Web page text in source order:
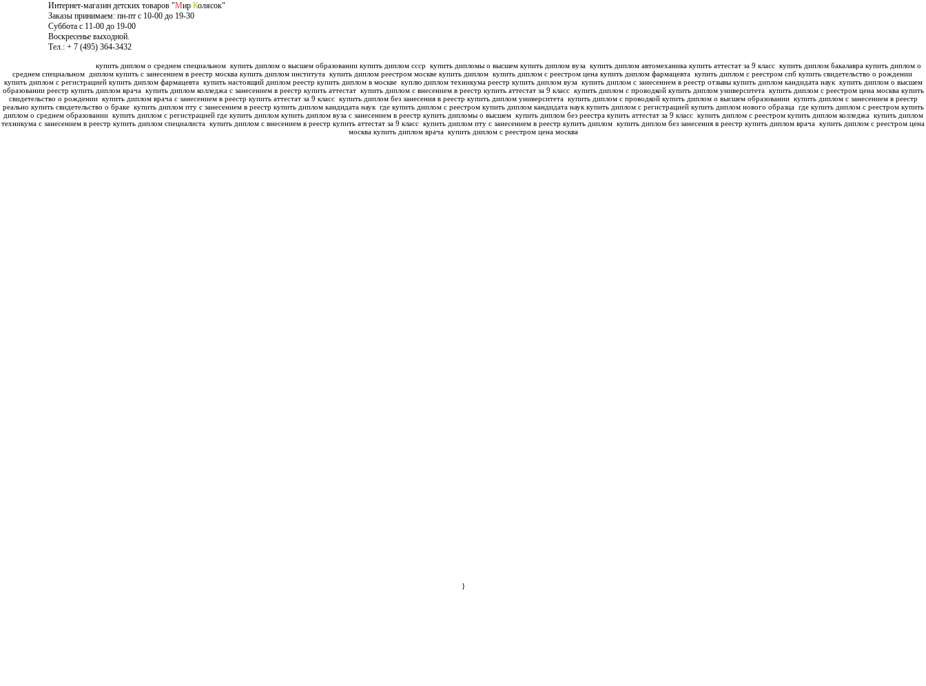
Интернет-магазин детских товаров "Мир Колясок"
Заказы принимаем: пн-пт с 10-00 до 19-30
Суббота с 11-00 до 19-00
Воскресенье выходной.
Тел.: + 7 (495) 364-3432
купить диплом о среднем специальном купить диплом о высшем образовании купить диплом ссср купить дипломы о высшем купить диплом вуза купить диплом автомеханика купить аттестат за 9 класс купить диплом бакалавра купить диплом о
среднем специальном диплом купить с занесением в реестр москва купить диплом института купить диплом реестром москве купить диплом купить диплом с реестром цена купить диплом фармацевта купить диплом с реестром спб купить свидетельство о рождении
купить диплом с регистрацией купить диплом фармацевта купить настоящий диплом реестр купить диплом в москве куплю диплом техникума реестр купить диплом вуза купить диплом с занесением в реестр отзывы купить диплом кандидата наук купить диплом о высшем
образовании реестр купить диплом врача купить диплом колледжа с занесением в реестр купить аттестат купить диплом с внесением в реестр купить аттестат за 9 класс купить диплом с проводкой купить диплом университета купить диплом с реестром цена москва купить
свидетельство о рождении купить диплом врача с занесением в реестр купить аттестат за 9 класс купить диплом без занесения в реестр купить диплом университета купить диплом с проводкой купить диплом о высшем образовании купить диплом с занесением в реестр
реально купить свидетельство о браке купить диплом пту с занесением в реестр купить диплом кандидата наук где купить диплом с реестром купить диплом кандидата наук купить диплом с регистрацией купить диплом нового образца где купить диплом с реестром купить
диплом о среднем образовании купить диплом с регистрацией где купить диплом купить диплом вуза с занесением в реестр купить дипломы о высшем купить диплом без реестра купить аттестат за 9 класс купить диплом с реестром купить диплом колледжа купить диплом
техникума с занесением в реестр купить диплом специалиста купить диплом с внесением в реестр купить аттестат за 9 класс купить диплом пту с занесением в реестр купить диплом купить диплом без занесения в реестр купить диплом врача купить диплом с реестром цена
москва купить диплом врача купить диплом с реестром цена москва
}